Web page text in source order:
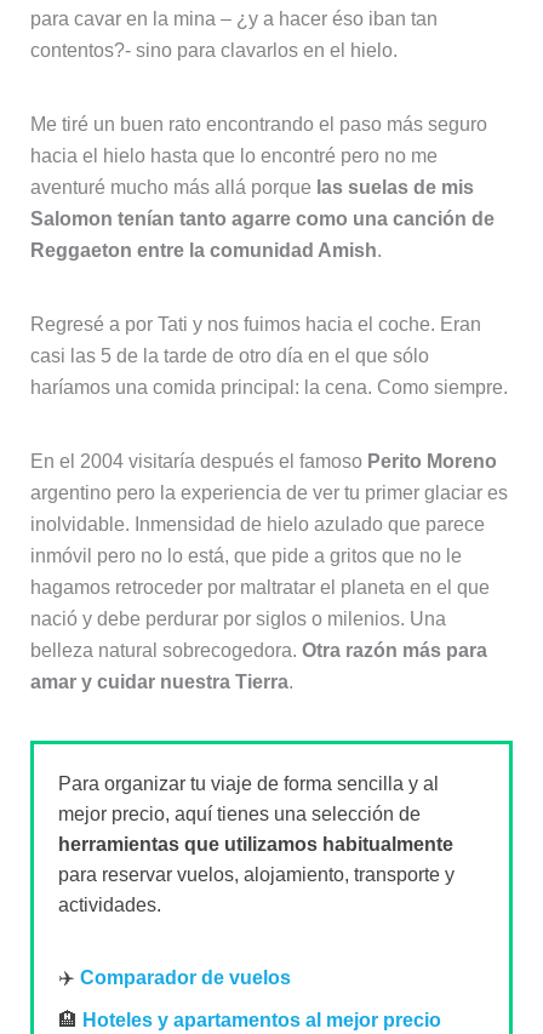
para cavar en la mina – ¿y a hacer éso iban tan
contentos?- sino para clavarlos en el hielo.
Me tiré un buen rato encontrando el paso más seguro
hacia el hielo hasta que lo encontré pero no me
aventuré mucho más allá porque las suelas de mis
Salomon tenían tanto agarre como una canción de
Reggaeton entre la comunidad Amish.
Regresé a por Tati y nos fuimos hacia el coche. Eran
casi las 5 de la tarde de otro día en el que sólo
haríamos una comida principal: la cena. Como siempre.
En el 2004 visitaría después el famoso Perito Moreno
argentino pero la experiencia de ver tu primer glaciar es
inolvidable. Inmensidad de hielo azulado que parece
inmóvil pero no lo está, que pide a gritos que no le
hagamos retroceder por maltratar el planeta en el que
nació y debe perdurar por siglos o milenios. Una
belleza natural sobrecogedora. Otra razón más para
amar y cuidar nuestra Tierra.
Para organizar tu viaje de forma sencilla y al
mejor precio, aquí tienes una selección de
herramientas que utilizamos habitualmente
para reservar vuelos, alojamiento, transporte y
actividades.
✈️ Comparador de vuelos
🏨 Hoteles y apartamentos al mejor precio